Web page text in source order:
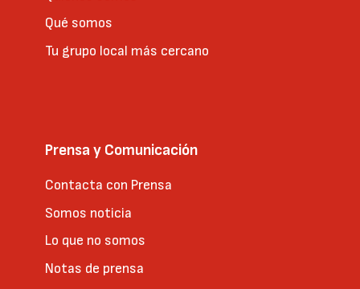
Qué somos
Tu grupo local más cercano
Prensa y Comunicación
Contacta con Prensa
Somos noticia
Lo que no somos
Notas de prensa